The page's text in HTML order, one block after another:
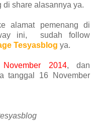
di share alasannya ya.
alamat pemenang di
ini, sudah follow
Tesyasblog ya.
2014, dan
tanggal 16 November